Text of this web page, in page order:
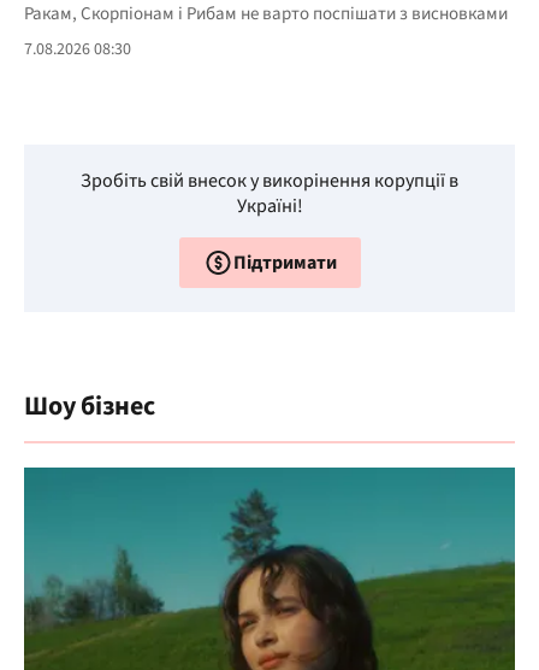
Ракам, Скорпіонам і Рибам не варто поспішати з висновками
7.08.2026 08:30
Зробіть свій внесок у викорінення корупції в
Україні!
Підтримати
Шоу бізнес